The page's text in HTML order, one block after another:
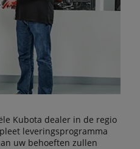
Kubota dealer in de regio
leveringsprogramma
uw behoeften zullen